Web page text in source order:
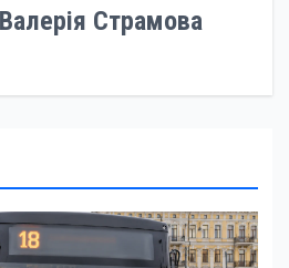
Валерія Страмова